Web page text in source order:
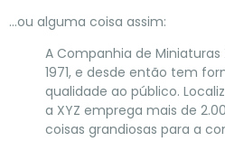
…ou alguma coisa assim:
A Companhia de
1971, e desde então tem
qualidade ao público.
a XYZ emprega mais de
coisas grandiosas para a